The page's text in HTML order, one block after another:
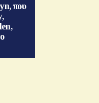
που